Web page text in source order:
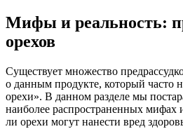
Мифы и реальность:
орехов
Существует множество
о данным продукте, который часто
орехи». В данном разделе мы
наиболее распространенных мифах
ли орехи могут нанести вред